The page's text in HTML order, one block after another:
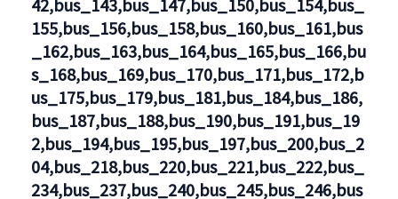
42,bus_143,bus_147,bus_150,bus_154,bus_
155,bus_156,bus_158,bus_160,bus_161,bus
_162,bus_163,bus_164,bus_165,bus_166,bu
s_168,bus_169,bus_170,bus_171,bus_172,b
us_175,bus_179,bus_181,bus_184,bus_186,
bus_187,bus_188,bus_190,bus_191,bus_19
2,bus_194,bus_195,bus_197,bus_200,bus_2
04,bus_218,bus_220,bus_221,bus_222,bus_
234,bus_237,bus_240,bus_245,bus_246,bus